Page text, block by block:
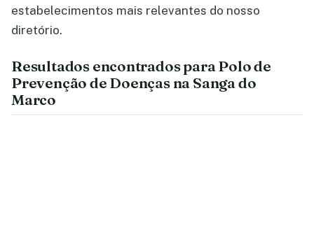
estabelecimentos mais relevantes do nosso
diretório.
Resultados encontrados para Polo de
Prevenção de Doenças na Sanga do
Marco